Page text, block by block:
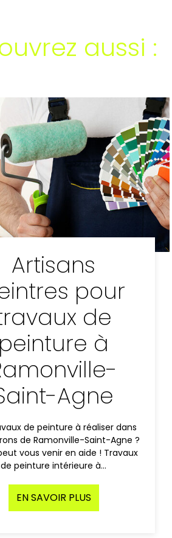
aussi :
Artisans
pour
de
peinture à
Agne
de peinture à réaliser dans
de Ramonville-Saint-Agne ?
vous venir en aide ! Travaux
de peinture intérieure à…
EN SAVOIR PLUS